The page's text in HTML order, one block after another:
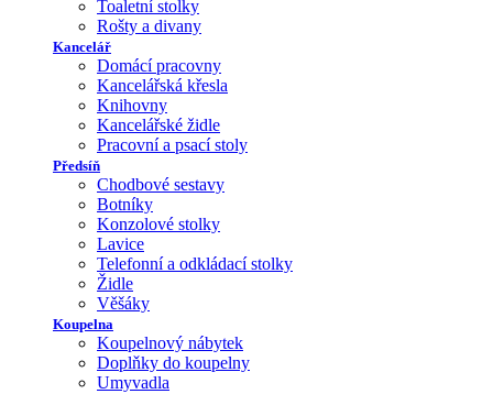
Toaletní stolky
Rošty a divany
Kancelář
Domácí pracovny
Kancelářská křesla
Knihovny
Kancelářské židle
Pracovní a psací stoly
Předsíň
Chodbové sestavy
Botníky
Konzolové stolky
Lavice
Telefonní a odkládací stolky
Židle
Věšáky
Koupelna
Koupelnový nábytek
Doplňky do koupelny
Umyvadla